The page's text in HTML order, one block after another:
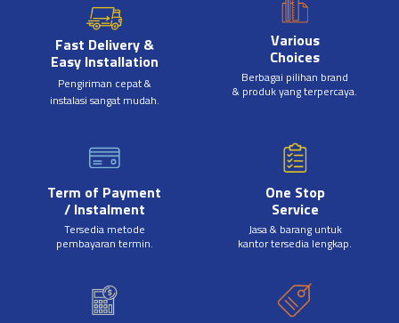
Fast Delivery &
Easy Installation
Pengiriman cepat &
instalasi sangat mudah.
Various
Choices
Berbagai pilihan brand
& produk yang terpercaya.
Term of Payment
/ Instalment
Tersedia metode
pembayaran termin.
One Stop
Service
Jasa & barang untuk
kantor tersedia lengkap.